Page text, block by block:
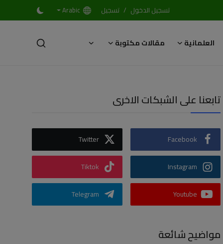
تسجيل الدخول / تسجيل Arabic
العلمانية
مقالات مكتوبة
تابعنا على الشبكات الاخرى
Facebook
Twitter
Instagram
Tiktok
Youtube
Telegram
مواضيح شائعة